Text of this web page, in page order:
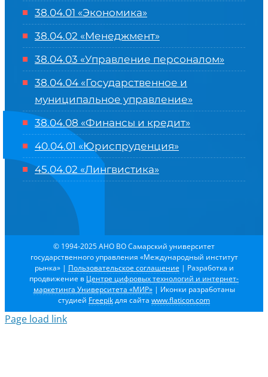
38.04.01 «Экономика»
38.04.02 «Менеджмент»
38.04.03 «Управление персоналом»
38.04.04 «Государственное и
муниципальное управление»
38.04.08 «Финансы и кредит»
40.04.01 «Юриспруденция»
45.04.02 «Лингвистика»
© 1994-2025 АНО ВО Самарский университет
государственного управления «Международный институт
рынка» | Пользовательское соглашение | Разработка и
продвижение в Центре цифровых технологий и интернет-
маркетинга Университета «МИР»| Иконки разработаны
студией Freepikдля сайта www.flaticon.com
Page load link